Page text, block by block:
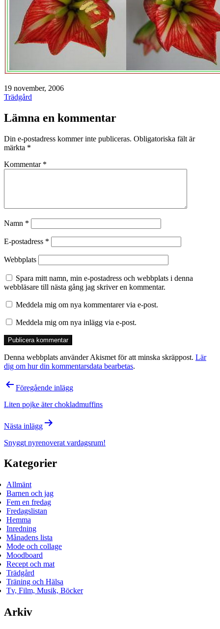
Publicerat
den
19 november, 2006
Kategoriserat
Trädgård
Lämna en kommentar
Din e-postadress kommer inte publiceras. Obligatoriska fält är
märkta *
Kommentar *
Namn *
E-postadress *
Webbplats
Spara mitt namn, min e-postadress och webbplats i denna
webbläsare till nästa gång jag skriver en kommentar.
Meddela mig om nya kommentarer via e-post.
Meddela mig om nya inlägg via e-post.
Denna webbplats använder Akismet för att minska skräppost. Lär
dig om hur din kommentarsdata bearbetas.
Inläggsnavigering
Föregående inlägg
Liten pojke äter chokladmuffins
Nästa inlägg
Snyggt nyrenoverat vardagsrum!
Kategorier
Allmänt
Barnen och jag
Fem en fredag
Fredagslistan
Hemma
Inredning
Månadens lista
Mode och collage
Moodboard
Recept och mat
Trädgård
Träning och Hälsa
Tv, Film, Musik, Böcker
Arkiv